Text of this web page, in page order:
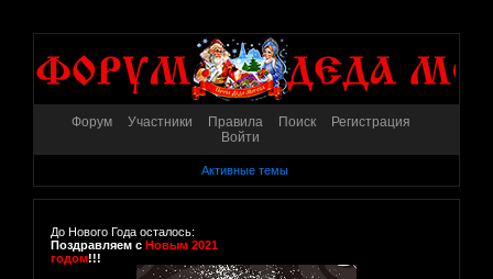
Форум Участники Правила Поиск
Регистрация
Войти
Активные темы
До Нового Года осталось:
Поздравляем с Новым 2021
годом!!!